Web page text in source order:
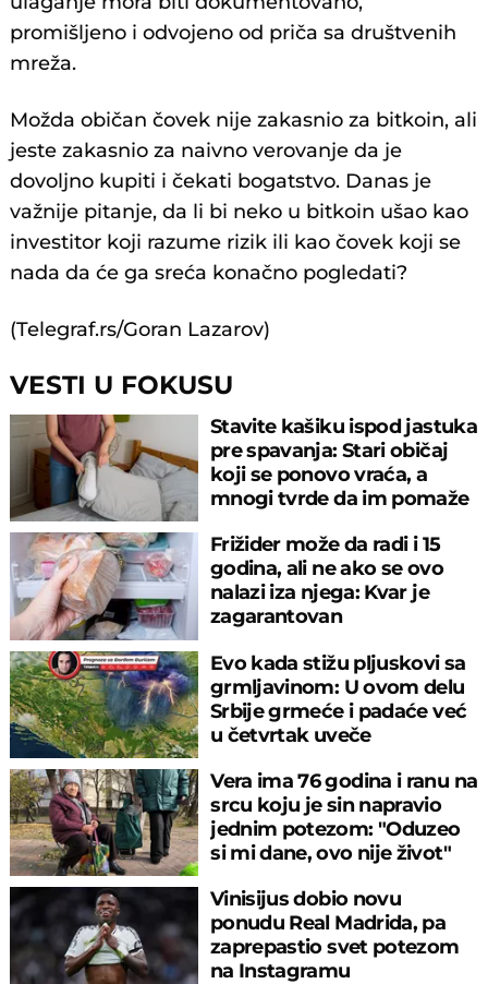
promišljeno i odvojeno od priča sa društvenih
mreža.
Možda običan čovek nije zakasnio za bitkoin, ali
jeste zakasnio za naivno verovanje da je
dovoljno kupiti i čekati bogatstvo. Danas je
važnije pitanje, da li bi neko u bitkoin ušao kao
investitor koji razume rizik ili kao čovek koji se
nada da će ga sreća konačno pogledati?
(Telegraf.rs/Goran Lazarov)
VESTI U FOKUSU
Stavite kašiku ispod jastuka
pre spavanja: Stari običaj
koji se ponovo vraća, a
mnogi tvrde da im pomaže
Frižider može da radi i 15
godina, ali ne ako se ovo
nalazi iza njega: Kvar je
zagarantovan
Evo kada stižu pljuskovi sa
grmljavinom: U ovom delu
Srbije grmeće i padaće već
u četvrtak uveče
Vera ima 76 godina i ranu na
srcu koju je sin napravio
jednim potezom: "Oduzeo
si mi dane, ovo nije život"
Vinisijus dobio novu
ponudu Real Madrida, pa
zaprepastio svet potezom
na Instagramu